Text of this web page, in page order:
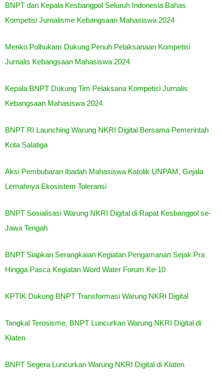
BNPT dan Kepala Kesbangpol Seluruh Indonesia Bahas
Kompetisi Jurnalisme Kebangsaan Mahasiswa 2024
Menko Polhukam Dukung Penuh Pelaksanaan Kompetisi
Jurnalis Kebangsaan Mahasiswa 2024
Kepala BNPT Dukung Tim Pelaksana Kompetisi Jurnalis
Kebangsaan Mahasiswa 2024
BNPT RI Launching Warung NKRI Digital Bersama Pemerintah
Kota Salatiga
Aksi Pembubaran Ibadah Mahasiswa Katolik UNPAM, Gejala
Lemahnya Ekosistem Toleransi
BNPT Sosialisasi Warung NKRI Digital di Rapat Kesbangpol se-
Jawa Tengah
BNPT Siapkan Serangkaian Kegiatan Pengamanan Sejak Pra
Hingga Pasca Kegiatan Word Water Forum Ke-10
KPTIK Dukung BNPT Transformasi Warung NKRI Digital
Tangkal Terosisme, BNPT Luncurkan Warung NKRI Digital di
Klaten
BNPT Segera Luncurkan Warung NKRI Digital di Klaten